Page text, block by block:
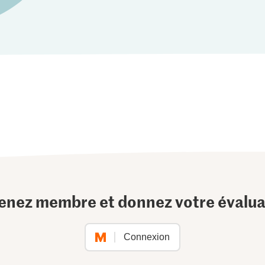
membre et donnez votre
Connexion